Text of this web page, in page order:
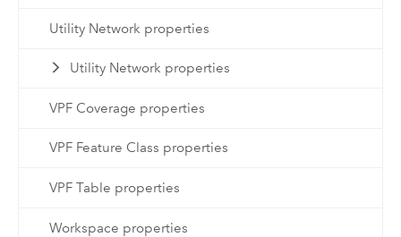
Utility Network properties
Utility Network properties
VPF Coverage properties
VPF Feature Class properties
VPF Table properties
Workspace properties